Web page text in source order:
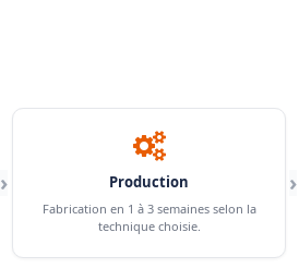
› Production
Fabrication en 1 à 3 semaines selon la
technique choisie.
›